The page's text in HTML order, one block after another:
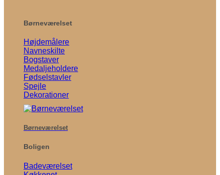
Børneværelset
Højdemålere
Navneskilte
Bogstaver
Medaljeholdere
Fødselstavler
Spejle
Dekorationer
Børneværelset
Boligen
Badeværelset